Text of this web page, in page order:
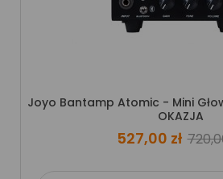
Joyo Bantamp Atomic - Mini
OKAZJA
527,00 zł